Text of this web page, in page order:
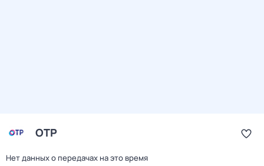
ОТР
Нет данных о передачах на это время